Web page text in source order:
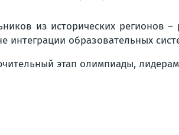
из исторических регионов
интеграции образовательных
этап олимпиады,